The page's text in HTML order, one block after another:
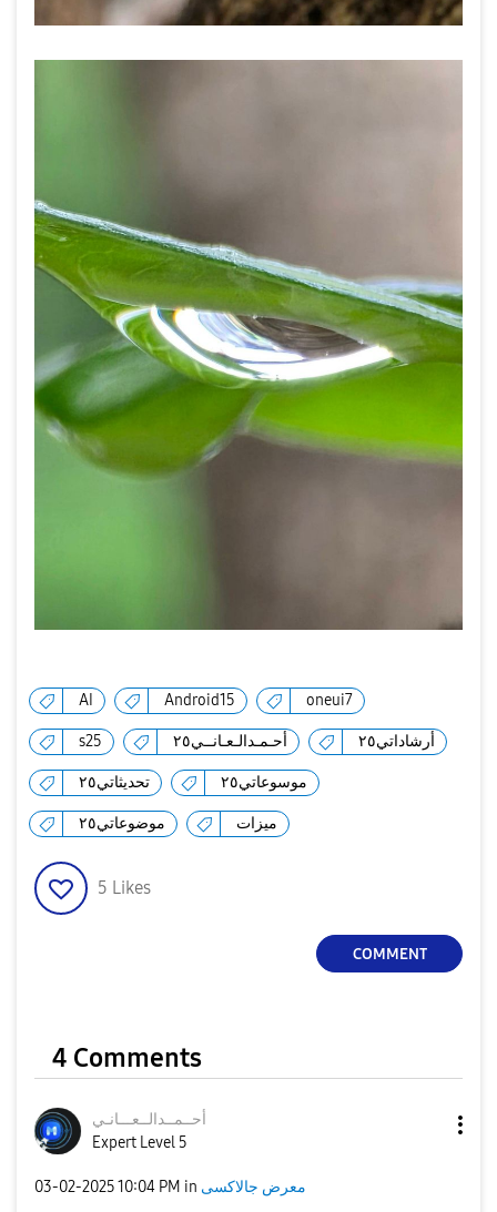
AI Android15 oneui7
s25 أحـمـدالـعـانــي٢٥ أرشاداتي٢٥
تحديثاتي٢٥ موسوعاتي٢٥
موضوعاتي٢٥ ميزات
5 Likes
COMMENT
4 Comments
أحــمــدالــعـــانـي
Expert Level 5
‎03-02-202510:04 PM in معرض جالاكسى